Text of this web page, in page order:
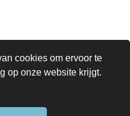
cookies om ervoor te
op onze website krijgt.